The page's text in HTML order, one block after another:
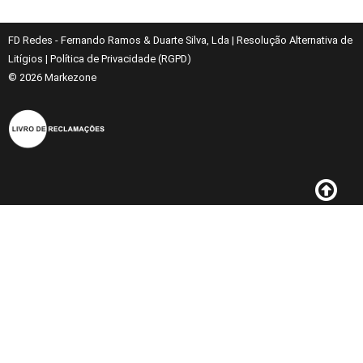
FD Redes - Fernando Ramos & Duarte Silva, Lda | Resolução Alternativa de
Litígios | Política de Privacidade (RGPD)
© 2026 Markezone